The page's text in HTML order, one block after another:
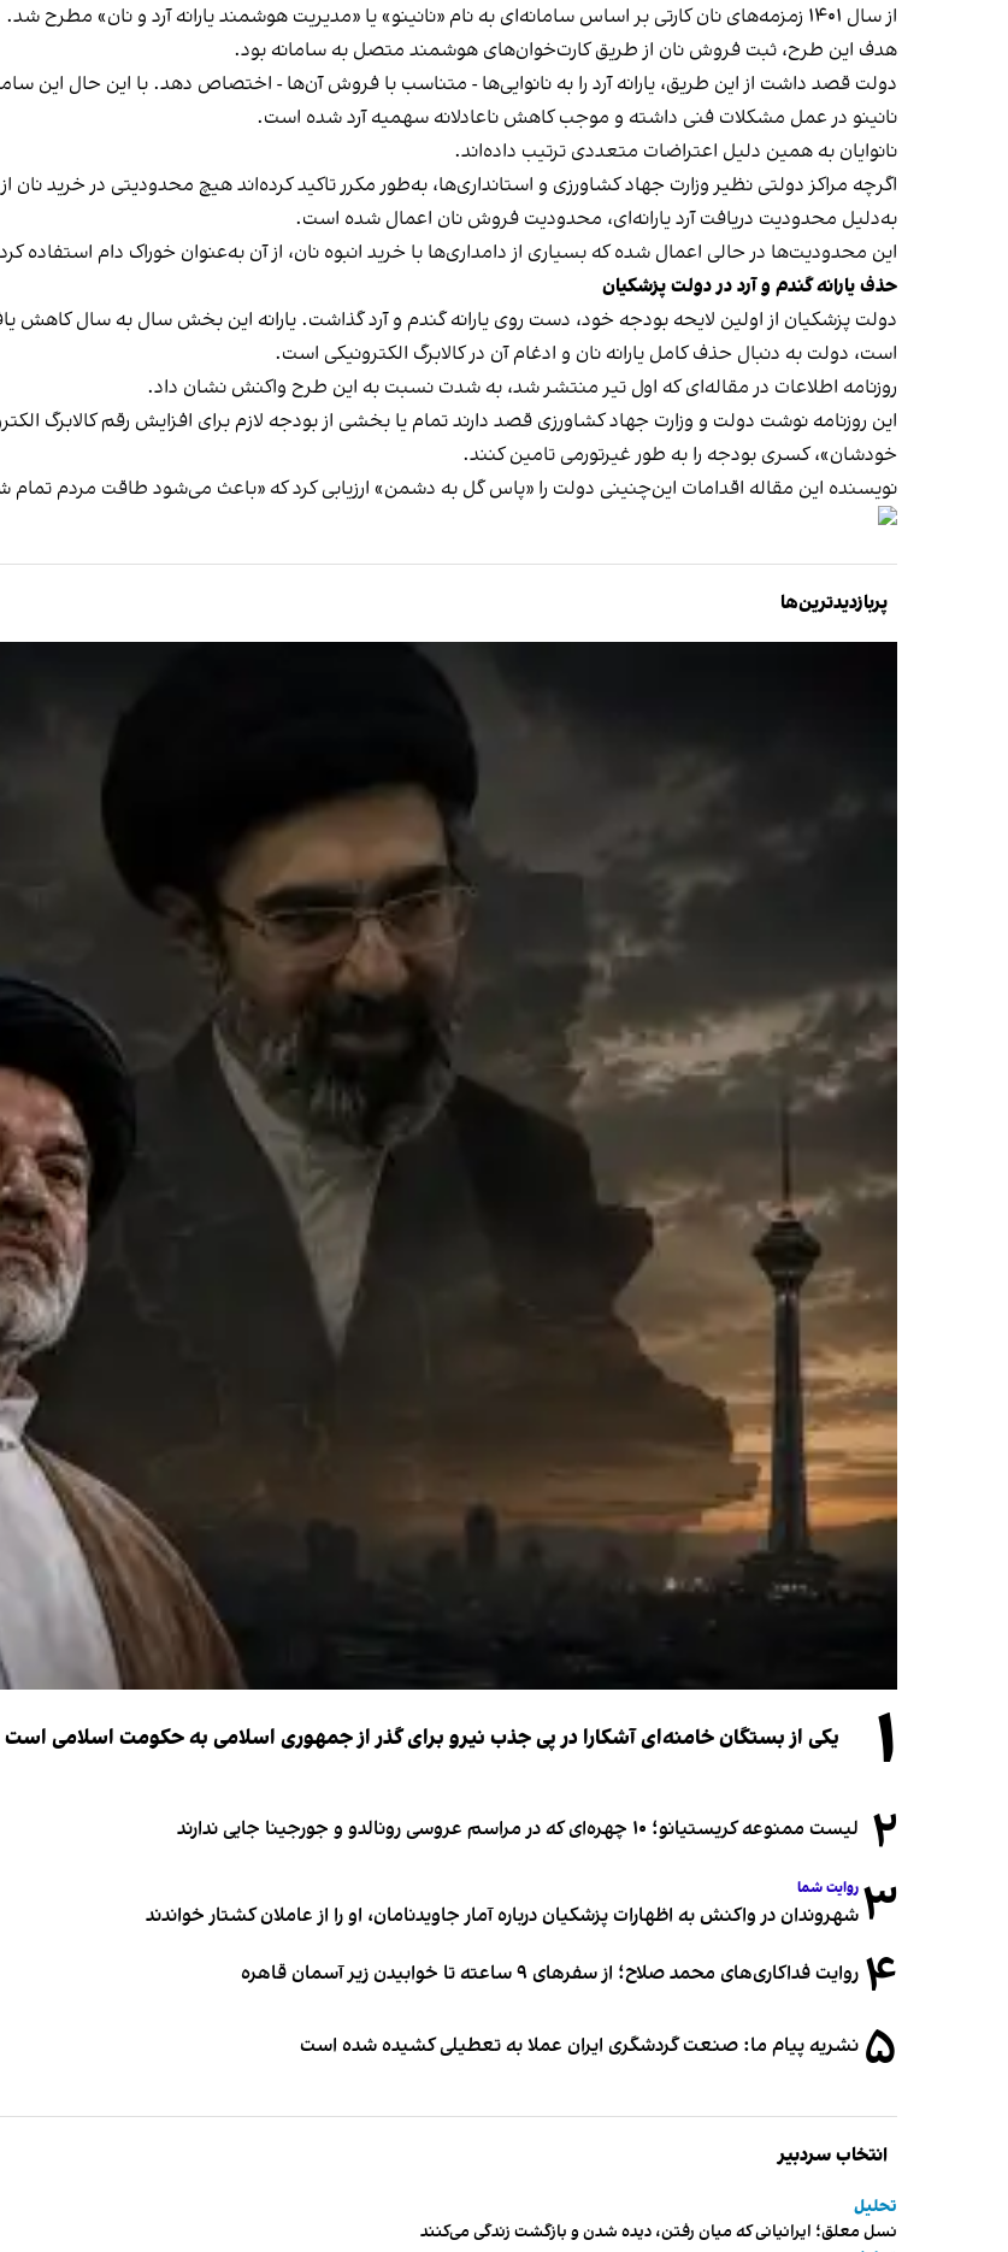
از سال ۱۴۰۱ زمزمه‌های نان کارتی بر اساس سامانه‌ای به نام «نانینو» یا «مدیریت هوشمند یارانه آرد و نان» مطرح شد.
هدف این طرح، ثبت فروش نان از طریق کارت‌خوان‌های هوشمند متصل به سامانه بود.
دولت قصد داشت از این طریق، یارانه آرد را به نانوایی‌ها - متناسب با فروش آن‌ها - اختصاص دهد. با این‌ حال این
نانینو در عمل مشکلات فنی داشته و موجب کاهش ناعادلانه سهمیه آرد شده است.
نانوایان به همین دلیل اعتراضات متعددی ترتیب داده‌اند.
اگرچه مراکز دولتی نظیر وزارت جهاد کشاورزی و استانداری‌ها، به‌طور مکرر تاکید کرده‌اند هیچ محدودیتی در خرید نان
به‌دلیل محدودیت دریافت آرد یارانه‌ای، محدودیت فروش نان اعمال شده است.
این محدودیت‌ها در حالی اعمال شده که بسیاری از دامداری‌ها با خرید انبوه نان، از آن به‌عنوان خوراک دام استفاده
حذف یارانه گندم و آرد در دولت پزشکیان
دولت پزشکیان از اولین لایحه بودجه خود، دست روی یارانه گندم و آرد گذاشت. یارانه این بخش سال به سال کاهش
است، دولت به دنبال حذف کامل یارانه نان و ادغام آن در کالابرگ الکترونیکی است.
روزنامه اطلاعات در مقاله‌ای که اول تیر منتشر شد، به شدت نسبت به این طرح واکنش نشان داد.
این روزنامه نوشت دولت و وزارت جهاد کشاورزی قصد دارند تمام یا بخشی از بودجه لازم برای افزایش رقم کالابرگ
خودشان»، کسری بودجه را به طور غیر‌تورمی تامین کنند.
نویسنده این مقاله اقدامات این‌چنینی دولت را «پاس گل به دشمن» ارزیابی کرد که «باعث می‌شود طاقت مردم تمام
پربازدیدترین‌ها
۱ یکی از بستگان خامنه‌ای آشکارا در پی جذب نیرو برای گذر از جمهوری اسلامی به حکومت اسلامی است
۲ لیست ممنوعه کریستیانو؛ ۱۰ چهره‌ای که در مراسم عروسی رونالدو و جورجینا جایی ندارند
۳ روایت شما
شهروندان در واکنش به اظهارات پزشکیان درباره آمار جاویدنامان، او را از عاملان کشتار خواندند
۴ روایت فداکاری‌های محمد صلاح؛ از سفرهای ۹ ساعته تا خوابیدن زیر آسمان قاهره
۵ نشریه پیام ما: صنعت گردشگری ایران عملا به تعطیلی کشیده شده است
انتخاب سردبیر
تحلیل
نسل معلق؛ ایرانیانی که میان رفتن، دیده شدن و بازگشت زندگی می‌کنند